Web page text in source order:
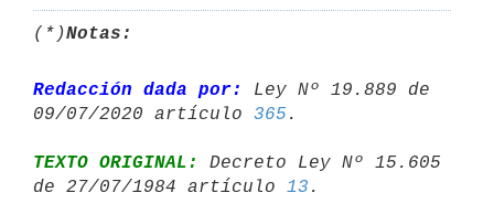
(*)Notas:
Redacción dada por:
Ley Nº 19.889 de
09/07/2020 artículo 365
TEXTO ORIGINAL:
Decreto Ley Nº 15.605
de 27/07/1984 artículo 13